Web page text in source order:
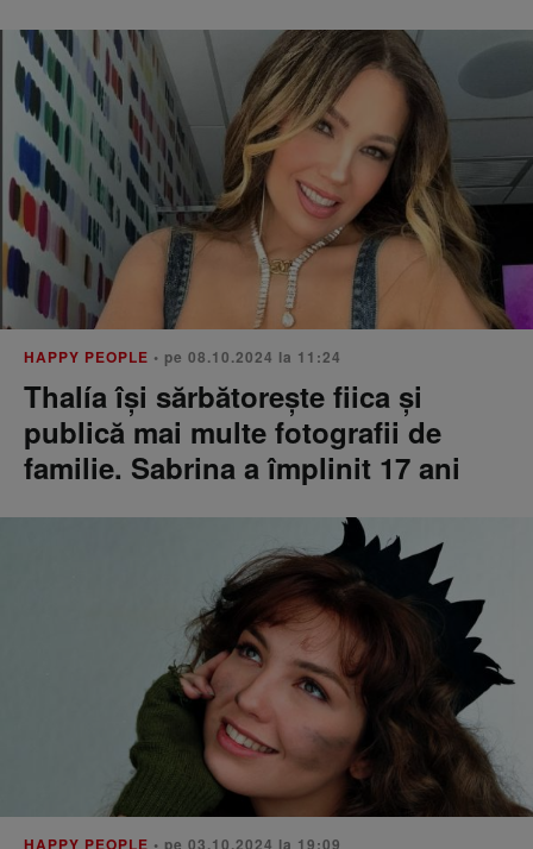
HAPPY PEOPLE • pe 08.10.2024 la 11:24
Thalía își sărbătorește fiica și
publică mai multe fotografii de
familie. Sabrina a împlinit 17 ani
HAPPY PEOPLE • pe 03.10.2024 la 19:09